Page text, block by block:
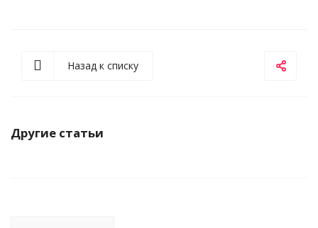
Назад к списку
Другие статьи